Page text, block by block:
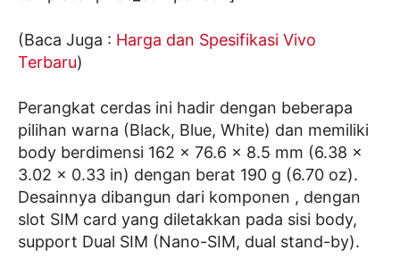
(Baca Juga : Harga dan Spesifikasi Vivo
Terbaru)
Perangkat cerdas ini hadir dengan beberapa
pilihan warna (Black, Blue, White) dan memiliki
body berdimensi 162 x 76.6 x 8.5 mm (6.38 x
3.02 x 0.33 in) dengan berat 190 g (6.70 oz).
Desainnya dibangun dari komponen , dengan
slot SIM card yang diletakkan pada sisi body,
support Dual SIM (Nano-SIM, dual stand-by).